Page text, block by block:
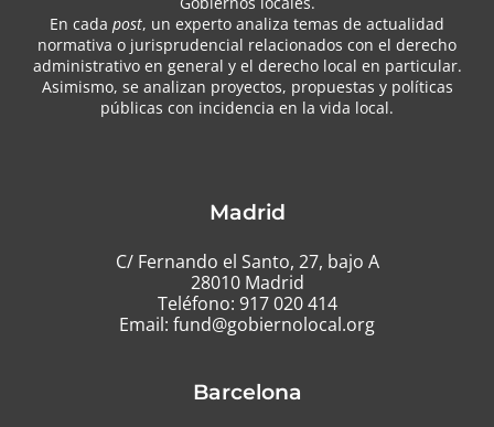
En cada post, un experto analiza temas de actualidad
normativa o jurisprudencial relacionados con el derecho
administrativo en general y el derecho local en particular.
Asimismo, se analizan proyectos, propuestas y políticas
públicas con incidencia en la vida local.
Madrid
C/ Fernando el Santo, 27, bajo A
28010 Madrid
Teléfono: 917 020 414
Email: fund@gobiernolocal.org
Barcelona